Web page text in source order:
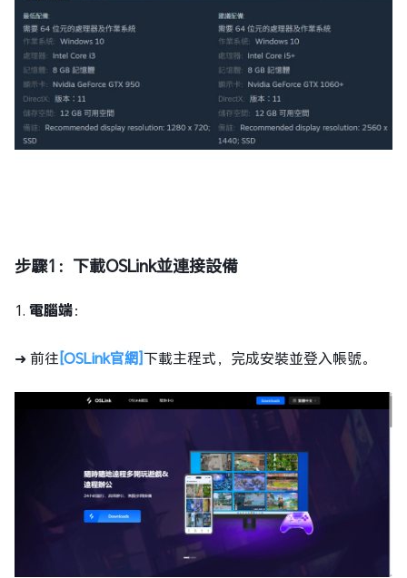
步驟1：下載OSLink並連接設備
1. 電腦端：
➜ 前往[OSLink官網]下載主程式，完成安裝並登入帳號。